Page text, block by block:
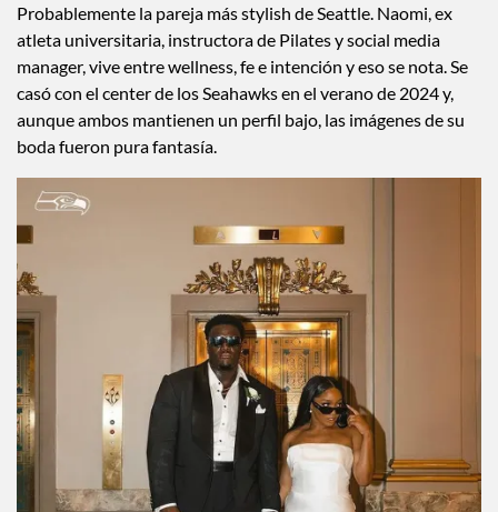
Naomi Oluwatimi y Olusegun
Oluwatimi
Probablemente la pareja más stylish de Seattle. Naomi, ex
atleta universitaria, instructora de Pilates y social media
manager, vive entre wellness, fe e intención y eso se nota. Se
casó con el center de los Seahawks en el verano de 2024 y,
aunque ambos mantienen un perfil bajo, las imágenes de su
boda fueron pura fantasía.